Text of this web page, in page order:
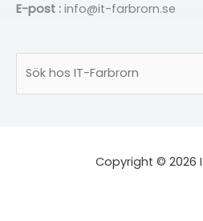
E-post : info@it-farbrorn.se
Copyright © 2026